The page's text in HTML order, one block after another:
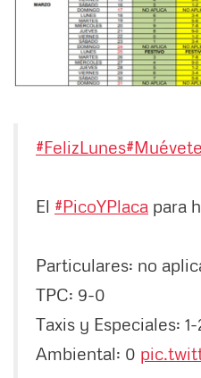
#FelizLunes
El #PicoYPlaca para
Particulares: no
TPC: 9-0
Taxis y Especiales: 1-
Ambiental: 0